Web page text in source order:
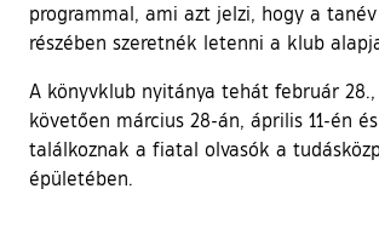
programmal, ami azt jelzi, hogy a
részében szeretnék letenni a klub
A könyvklub nyitánya tehát február
követően március 28-án, április 11-én
találkoznak a fiatal olvasók a
épületében.